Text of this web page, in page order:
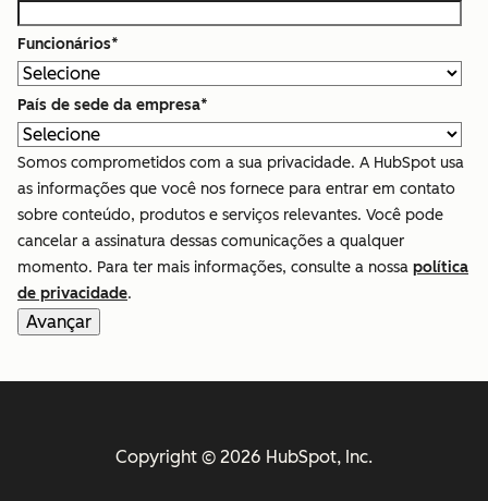
Funcionários*
País de sede da empresa*
Somos comprometidos com a sua privacidade. A HubSpot usa
as informações que você nos fornece para entrar em contato
sobre conteúdo, produtos e serviços relevantes. Você pode
cancelar a assinatura dessas comunicações a qualquer
momento. Para ter mais informações, consulte a nossa política
de privacidade.
Copyright © 2026 HubSpot, Inc.